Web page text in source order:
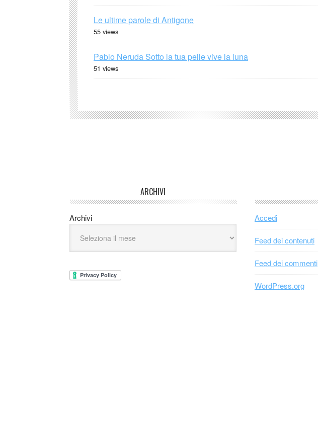
Le ultime parole di Antigone
55 views
Pablo Neruda Sotto la tua pelle vive la luna
51 views
ARCHIVI
Archivi Accedi
Feed dei contenuti
Feed dei commenti
WordPress.org